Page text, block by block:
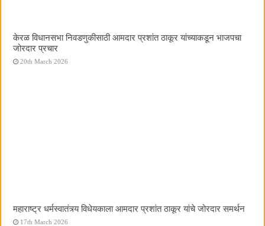
केरळ विधानसभा निवडणुकीसाठी आमदार प्रशांत ठाकूर यांच्याकडून भाजपचा
जोरदार प्रचार
20th March 2026
महाराष्ट्र धर्मस्वातंत्र्य विधेयकाला आमदार प्रशांत ठाकूर यांचे जोरदार समर्थन
17th March 2026